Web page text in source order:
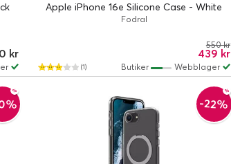
kr
Apple iPhone 16e Silicone Case - White
Fodral
(1)
439 kr
550 kr
Webblager
Butiker
-22%